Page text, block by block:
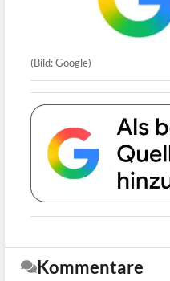
(Bild: Google)
Kommentare